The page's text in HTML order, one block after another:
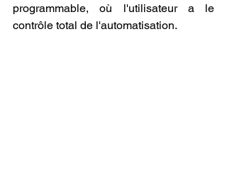
programmable, où l'utilisateur a le
contrôle total de l'automatisation.